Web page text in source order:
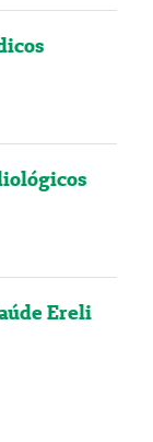
Ereli